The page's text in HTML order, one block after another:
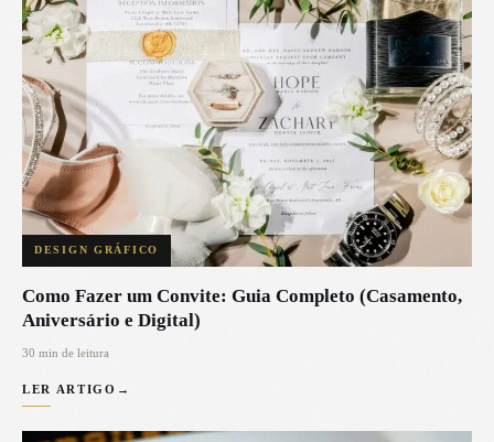
DESIGN GRÁFICO
Como Fazer um Convite: Guia Completo (Casamento,
Aniversário e Digital)
30 min de leitura
LER ARTIGO →